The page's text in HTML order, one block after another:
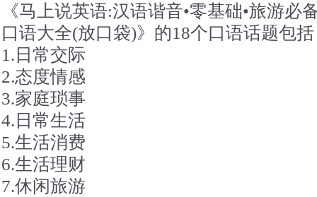
《马上说英语:汉语谐音•零基础•旅游必
口语大全(放口袋)》的18个口语话题包
1.日常交际
2.态度情感
3.家庭琐事
4.日常生活
5.生活消费
6.生活理财
7.休闲旅游